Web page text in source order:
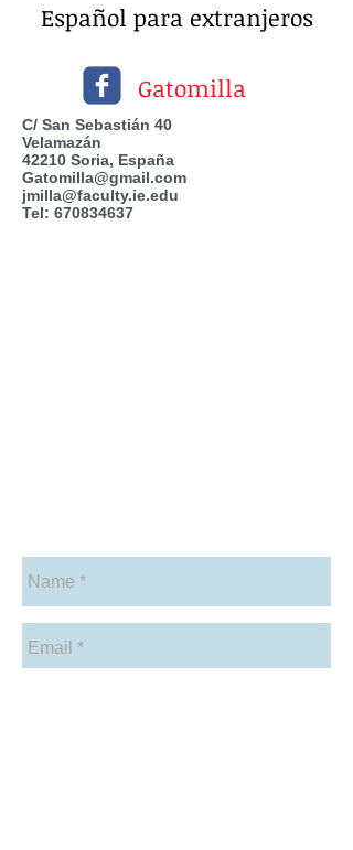
Español para extranjeros
Gatomilla
C/ San Sebastián 40
Velamazán
42210 Soria, España
Gatomilla@gmail.com
jmilla@faculty.ie.edu
Tel: 670834637